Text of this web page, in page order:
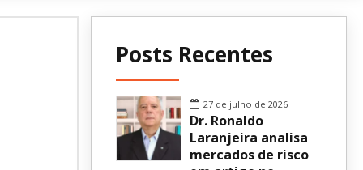
Independência Jovem – FOLIA
Revista UNIAD
Posts Recentes
27 de julho de 2026
Dr. Ronaldo
Laranjeira analisa
mercados de risco